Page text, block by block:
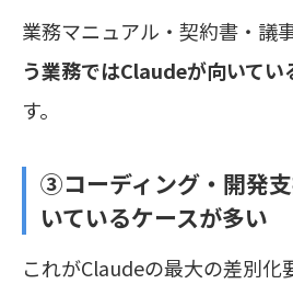
業務マニュアル・契約書・議事
う業務ではClaudeが向いてい
す。
③コーディング・開発支
いているケースが多い
これがClaudeの最大の差別化